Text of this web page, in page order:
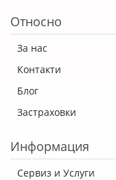
Относно
За нас
Контакти
Блог
Застраховки
Информация
Сервиз и Услуги